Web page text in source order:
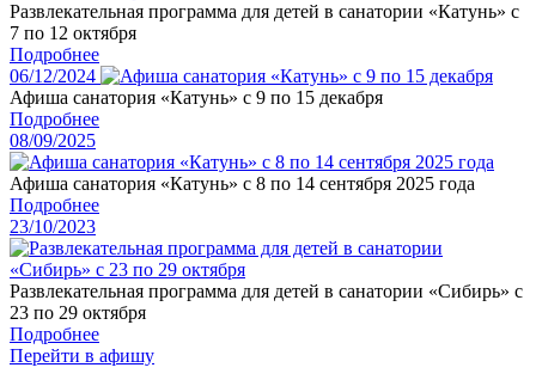
Развлекательная программа для детей в санатории «Катунь» с
7 по 12 октября
Подробнее
06/12/2024
Афиша санатория «Катунь» с 9 по 15 декабря
Подробнее
08/09/2025
Афиша санатория «Катунь» с 8 по 14 сентября 2025 года
Подробнее
23/10/2023
Развлекательная программа для детей в санатории «Сибирь» с
23 по 29 октября
Подробнее
Перейти в афишу